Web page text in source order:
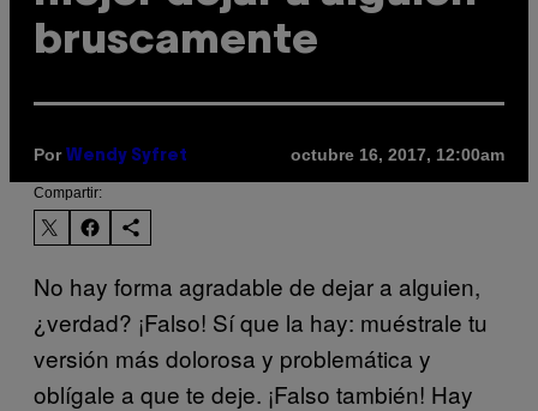
bruscamente
Por Wendy Syfret octubre 16, 2017, 12:00am
Compartir:
No hay forma agradable de dejar a alguien,
¿verdad? ¡Falso! Sí que la hay: muéstrale tu
versión más dolorosa y problemática y
oblígale a que te deje. ¡Falso también! Hay